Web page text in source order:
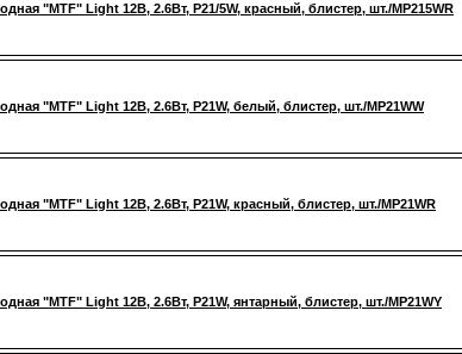
"MTF" Light 12В, 2.6Вт, P21/5W, красный, блистер, шт./MP215WR
"MTF" Light 12В, 2.6Вт, P21W, белый, блистер, шт./MP21WW
"MTF" Light 12В, 2.6Вт, P21W, красный, блистер, шт./MP21WR
"MTF" Light 12В, 2.6Вт, P21W, янтарный, блистер, шт./MP21WY